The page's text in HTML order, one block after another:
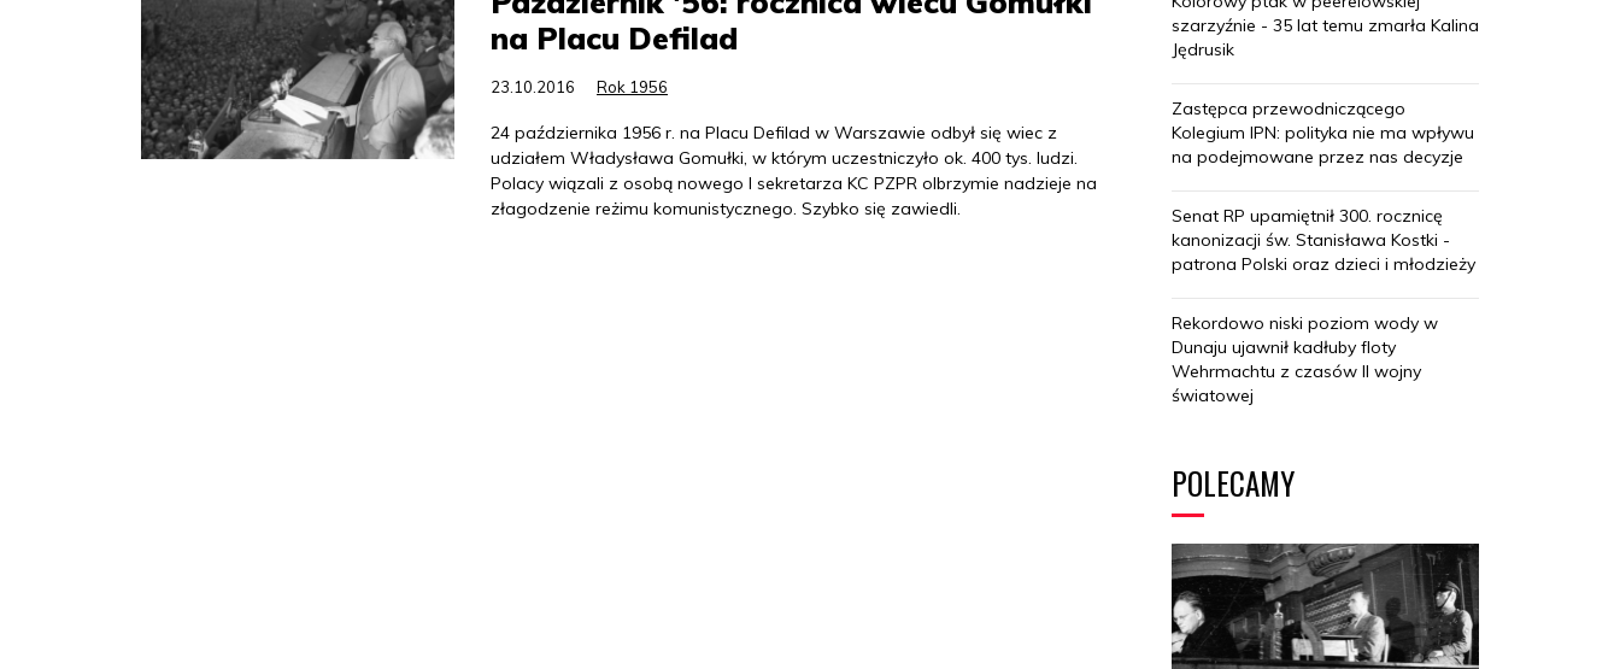
na Placu Defilad
23.10.2016 Rok 1956
24 października 1956 r. na Placu Defilad w Warszawie odbył się wiec z
udziałem Władysława Gomułki, w którym uczestniczyło ok. 400 tys. ludzi.
Polacy wiązali z osobą nowego I sekretarza KC PZPR olbrzymie nadzieje na
złagodzenie reżimu komunistycznego. Szybko się zawiedli.
szarzyźnie - 35 lat temu zmarła Kalina
Jędrusik
Zastępca przewodniczącego
Kolegium IPN: polityka nie ma wpływu
na podejmowane przez nas decyzje
Senat RP upamiętnił 300. rocznicę
kanonizacji św. Stanisława Kostki -
patrona Polski oraz dzieci i młodzieży
Rekordowo niski poziom wody w
Dunaju ujawnił kadłuby floty
Wehrmachtu z czasów II wojny
światowej
POLECAMY